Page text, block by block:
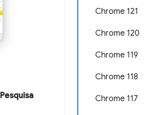
Chrome 121
Chrome 120
Chrome 119
Chrome 118
Chrome 117
Pesquisa